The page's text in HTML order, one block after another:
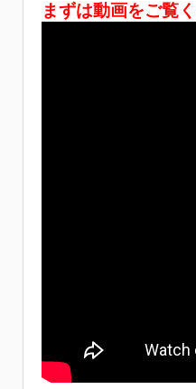
まずは動画をご覧く